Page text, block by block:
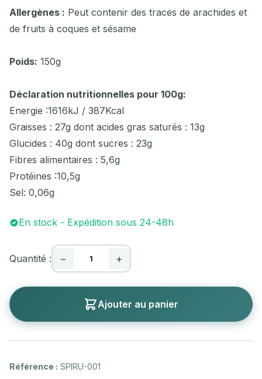
Allergènes : Peut contenir des traces de arachides et
de fruits à coques et sésame
Poids: 150g
Déclaration nutritionnelles pour 100g:
Energie :1616kJ / 387Kcal
Graisses : 27g dont acides gras saturés : 13g
Glucides : 40g dont sucres : 23g
Fibres alimentaires : 5,6g
Protéines :10,5g
Sel: 0,06g
En stock - Expédition sous 24-48h
Quantité : − +
Ajouter au panier
Référence : SPIRU-001